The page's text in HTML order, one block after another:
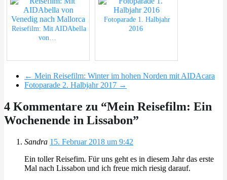
Reisefilm: Mit AIDAbella
von…
Fotoparade 1. Halbjahr
2016
← Mein Reisefilm: Winter im hohen Norden mit AIDAcara
Fotoparade 2. Halbjahr 2017 →
4 Kommentare zu “Mein Reisefilm: Ein
Wochenende in Lissabon”
Sandra 15. Februar 2018 um 9:42
Ein toller Reisefim. Für uns geht es in diesem Jahr das erste
Mal nach Lissabon und ich freue mich riesig darauf.